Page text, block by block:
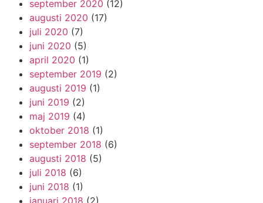
september 2020 (12)
augusti 2020 (17)
juli 2020 (7)
juni 2020 (5)
april 2020 (1)
september 2019 (2)
augusti 2019 (1)
juni 2019 (2)
maj 2019 (4)
oktober 2018 (1)
september 2018 (6)
augusti 2018 (5)
juli 2018 (6)
juni 2018 (1)